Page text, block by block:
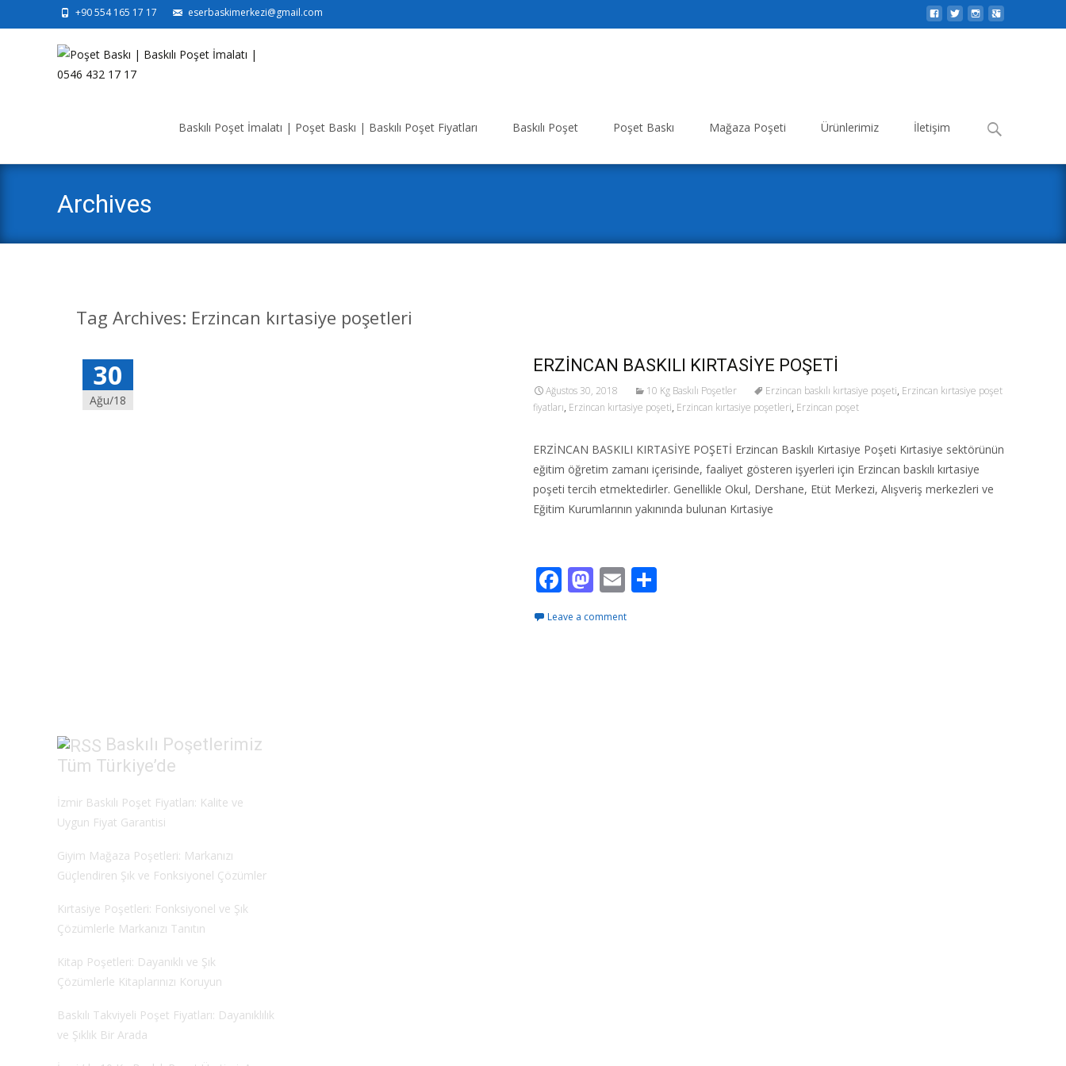
+90 554 165 17 17 eserbaskimerkezi@gmail.com
Baskılı Poşet İmalatı | Poşet Baskı | Baskılı Poşet Fiyatları Baskılı Poşet Poşet Baskı Mağaza Poşeti Ürünlerimiz İletişim
Search
Archives
Tag Archives: Erzincan kırtasiye poşetleri
30
Ağu/18
ERZİNCAN BASKILI KIRTASİYE POŞETİ
Ağustos 30, 2018 10 Kg Baskılı Poşetler Erzincan baskılı kırtasiye poşeti, Erzincan kırtasiye poşet
fiyatları, Erzincan kırtasiye poşeti, Erzincan kırtasiye poşetleri, Erzincan poşet
ERZİNCAN BASKILI KIRTASİYE POŞETİ Erzincan Baskılı Kırtasiye Poşeti Kırtasiye sektörünün
eğitim öğretim zamanı içerisinde, faaliyet gösteren işyerleri için Erzincan baskılı kırtasiye
poşeti tercih etmektedirler. Genellikle Okul, Dershane, Etüt Merkezi, Alışveriş merkezleri ve
Eğitim Kurumlarının yakınında bulunan Kırtasiye
F
e
M
to
E
ai
Leave a comment
Baskılı Poşetlerimiz
Tüm Türkiye’de
İzmir Baskılı Poşet Fiyatları: Kalite ve
Uygun Fiyat Garantisi
Giyim Mağaza Poşetleri: Markanızı
Güçlendiren Şık ve Fonksiyonel Çözümler
Kırtasiye Poşetleri: Fonksiyonel ve Şık
Çözümlerle Markanızı Tanıtın
Kitap Poşetleri: Dayanıklı ve Şık
Çözümlerle Kitaplarınızı Koruyun
Baskılı Takviyeli Poşet Fiyatları: Dayanıklılık
ve Şıklık Bir Arada